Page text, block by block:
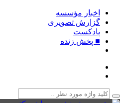
اخبار مؤسسه
گزارش تصویری
پادکست‌
■ پخش زنده